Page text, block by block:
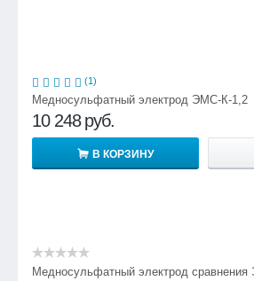
(1)
Медносульфатный электрод ЭМС-К-1,2
10 248 руб.
В КОРЗИНУ
Медносульфатный электрод